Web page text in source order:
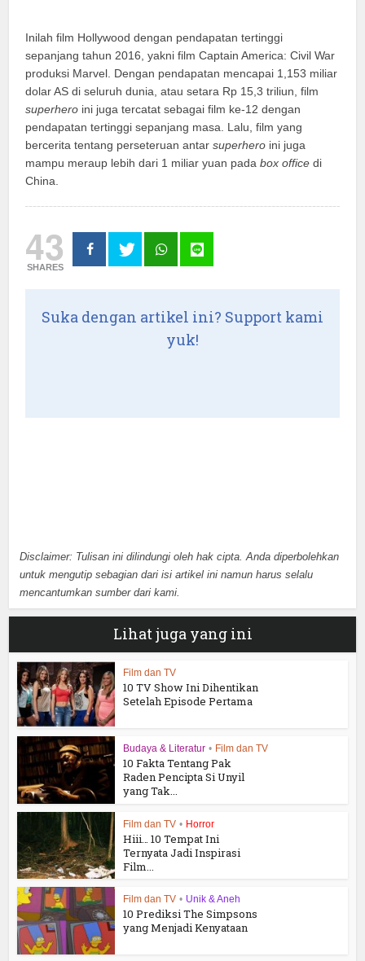
Inilah film Hollywood dengan pendapatan tertinggi
sepanjang tahun 2016, yakni film Captain America: Civil War
produksi Marvel. Dengan pendapatan mencapai 1,153 miliar
dolar AS di seluruh dunia, atau setara Rp 15,3 triliun, film
superhero ini juga tercatat sebagai film ke-12 dengan
pendapatan tertinggi sepanjang masa. Lalu, film yang
bercerita tentang perseteruan antarsuperhero ini juga
mampu meraup lebih dari 1 miliar yuan padabox office di
China.
43
SHARES
Suka dengan artikel ini? Support kami
yuk!
Disclaimer: Tulisan ini dilindungi oleh hak cipta. Anda diperbolehkan
untuk mengutip sebagian dari isi artikel ini namun harus selalu
mencantumkan sumber dari kami.
Lihat juga yang ini
Film dan TV
10 TV Show Ini Dihentikan
Setelah Episode Pertama
Budaya & Literatur • Film dan TV
10 Fakta Tentang Pak
Raden Pencipta Si Unyil
yang Tak...
Film dan TV • Horror
Hiii… 10 Tempat Ini
Ternyata Jadi Inspirasi
Film...
Film dan TV • Unik & Aneh
10 Prediksi The Simpsons
yang Menjadi Kenyataan